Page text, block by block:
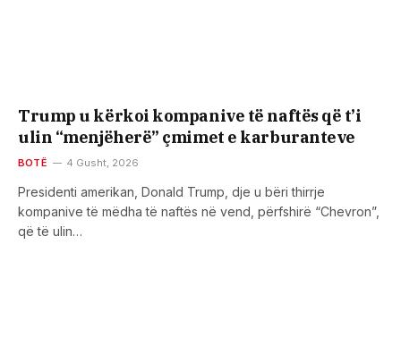
Trump u kërkoi kompanive të naftës që t’i
ulin “menjëherë” çmimet e karburanteve
BOTË 4 Gusht, 2026
Presidenti amerikan, Donald Trump, dje u bëri thirrje
kompanive të mëdha të naftës në vend, përfshirë “Chevron”,
që të ulin…